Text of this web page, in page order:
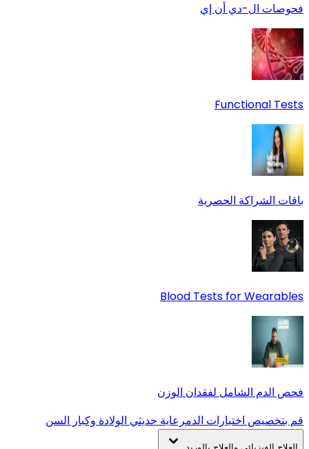
فحوصات ال-دي أن إي
Functional Tests
باقات الشراكة الحصرية
Blood Tests for Wearables
فحص الدم الشامل لفقدان الوزن
قم بتخصيص اختبارات الدمرعاية حديثي الولادة وكبار السن